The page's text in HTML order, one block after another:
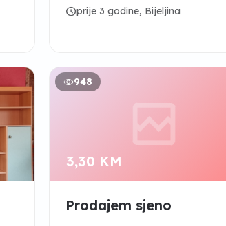
scheduleprije 3 godine, Bijeljina
948
3,30 KM
Prodajem sjeno